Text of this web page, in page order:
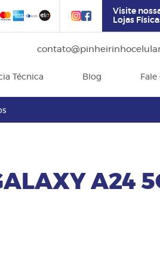
Visite
Lojas
Técnica Blog Fale
A24